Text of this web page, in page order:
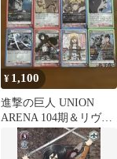
Season トレーディング
アクリルスタンド」
¥ 1,100
進撃の巨人 UNION
ARENA 104期＆リヴァ
イ8枚まとめ売り